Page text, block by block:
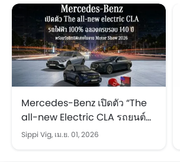
Mercedes-Benz เปิดตัว “The
all-new Electric CLA รถยนต์
ไฟฟ้า 100%” ฉลอง 140 ปีในงาน
Sippi Vig, เม.ย. 01, 2026